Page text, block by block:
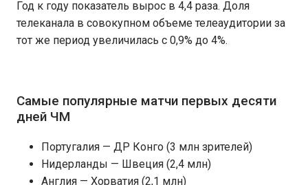
Год к году показатель вырос в 4,4 раза. Доля
телеканала в совокупном объеме телеаудитории за
тот же период увеличилась с 0,9% до 4%.
Самые популярные матчи первых десяти
дней ЧМ
Португалия — ДР Конго (3 млн зрителей)
Нидерланды — Швеция (2,4 млн)
Англия — Хорватия (2,1 млн)